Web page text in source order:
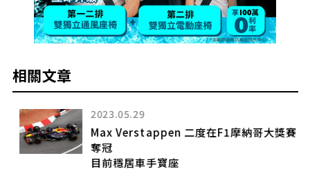
相關文章
2023.05.29
Max Verstappen 二度在F1摩納哥大獎賽
奪冠
目前穩居車手寶座